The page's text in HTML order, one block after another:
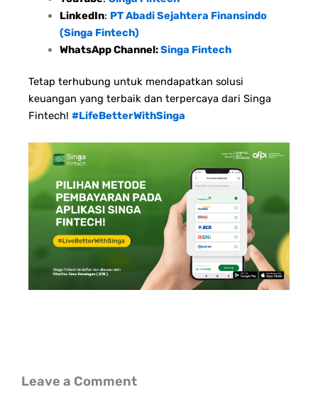
LinkedIn: PT Abadi Sejahtera Finansindo
(Singa Fintech)
WhatsApp Channel:Singa Fintech
Tetap terhubung untuk mendapatkan solusi
keuangan yang terbaik dan terpercaya dari Singa
Fintech! #LifeBetterWithSinga
Leave a Comment